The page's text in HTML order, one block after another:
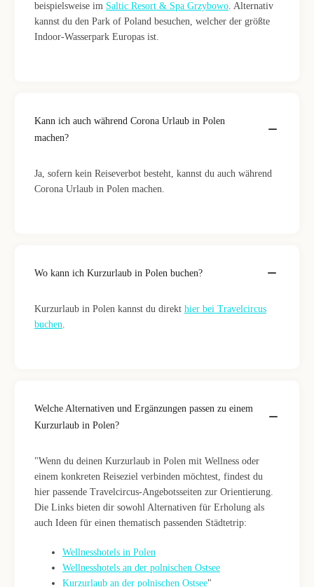
beispielsweise im Saltic Resort & Spa Grzybowo. Alternativ
kannst du den Park of Poland besuchen, welcher der größte
Indoor-Wasserpark Europas ist.
Kann ich auch während Corona Urlaub in Polen
machen?
Ja, sofern kein Reiseverbot besteht, kannst du auch während
Corona Urlaub in Polen machen.
Wo kann ich Kurzurlaub in Polen buchen?
Kurzurlaub in Polen kannst du direkt hier bei Travelcircus
buchen.
Welche Alternativen und Ergänzungen passen zu einem
Kurzurlaub in Polen?
"Wenn du deinen Kurzurlaub in Polen mit Wellness oder
einem konkreten Reiseziel verbinden möchtest, findest du
hier passende Travelcircus-Angebotsseiten zur Orientierung.
Die Links bieten dir sowohl Alternativen für Erholung als
auch Ideen für einen thematisch passenden Städtetrip:
Wellnesshotels in Polen
Wellnesshotels an der polnischen Ostsee
Kurzurlaub an der polnischen Ostsee"